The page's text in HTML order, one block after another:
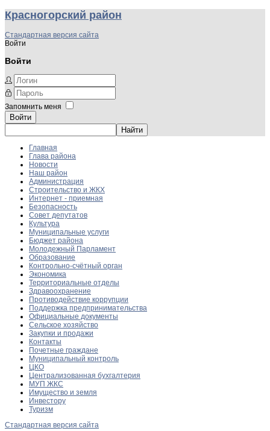
Красногорский район
Стандартная версия сайта
Войти
Войти
Запомнить меня
Войти
Главная
Глава района
Новости
Наш район
Администрация
Строительство и ЖКХ
Интернет - приемная
Безопасность
Совет депутатов
Культура
Муниципальные услуги
Бюджет района
Молодежный Парламент
Образование
Контрольно-счётный орган
Экономика
Территориальные отделы
Здравоохранение
Противодействие коррупции
Поддержка предпринимательства
Официальные документы
Сельское хозяйство
Закупки и продажи
Контакты
Почетные граждане
Муниципальный контроль
ЦКО
Централизованная бухгалтерия
МУП ЖКС
Имущество и земля
Инвестору
Туризм
Стандартная версия сайта